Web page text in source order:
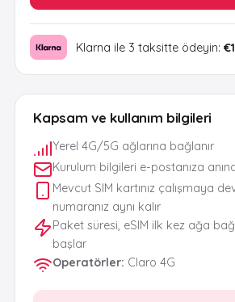
Kapsam ve kullanım bilgileri
Yerel 4G/5G ağlarına bağlanır
Kurulum bilgileri e-postanıza
Mevcut SIM kartınız çalışmaya
numaranız aynı kalır
Paket süresi, eSIM ilk kez ağa
başlar
Operatörler: Claro 4G
Klarna ile 3 taksitte ödeyin: